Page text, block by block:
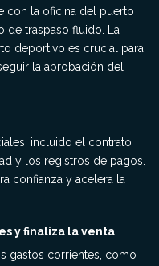
con la oficina del puerto
de traspaso fluido. La
deportivo es crucial para
la aprobación del
incluido el contrato
y los registros de pagos.
confianza y acelera la
y finaliza la venta
gastos corrientes, como